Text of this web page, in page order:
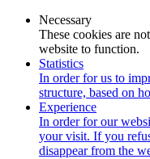
Necessary
These cookies are
website to function.
Statistics
In order for us to
structure, based on
Experience
In order for our
your visit. If you
disappear from the